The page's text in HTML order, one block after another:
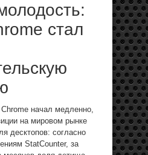
стал
начал медленно,
на мировом рынке
десктопов: согласно
StatCounter, за